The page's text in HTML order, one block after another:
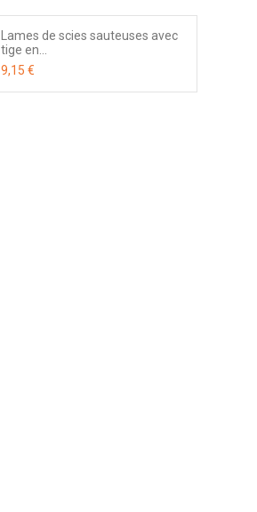
Lames de scies sauteuses avec
tige en...
9,15 €